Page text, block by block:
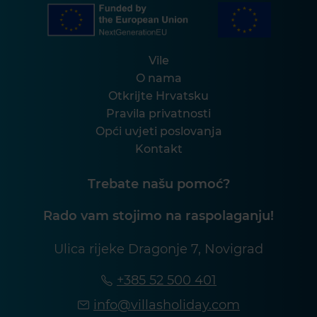
Vile
O nama
Otkrijte Hrvatsku
Pravila privatnosti
Opći uvjeti poslovanja
Kontakt
Trebate našu pomoć?
Rado vam stojimo na raspolaganju!
Ulica rijeke Dragonje 7, Novigrad
+385 52 500 401
info@villasholiday.com